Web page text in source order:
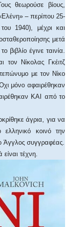
θεωρούσε βίους,
– περίπου 25-
1940), μέχρι και
μετά
βιβλίο έγινε ταινία.
τον Νίκολας Γκέιτζ
με τον Νίκο
μόνο αφαιρέθηκαν
ΚΑΙ από το
άγρια, για να
κοινό την
Άγγλος συγγραφέας.
είναι τέχνη.